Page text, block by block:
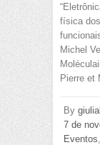
física
Michel
Pierre et
By
7 de
Eventos